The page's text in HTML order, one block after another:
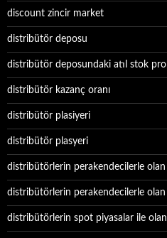
discount zincir market
distribütör deposu
distribütör deposundaki atıl stok
distribütör kazanç oranı
distribütör plasiyeri
distribütör plasyeri
distribütörlerin perakendecilerle olan
distribütörlerin perakendecilerle
distribütörlerin spot piyasalar ile